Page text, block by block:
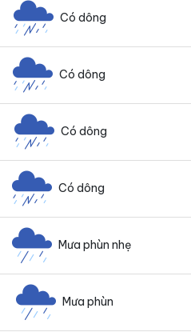
Có dông
Có dông
Có dông
Có dông
Mưa phùn nhẹ
Mưa phùn